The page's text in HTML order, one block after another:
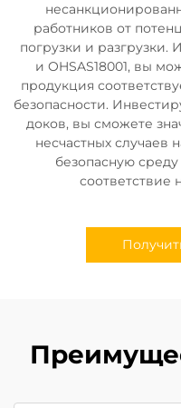
работников от
погрузки и разгрузки.
и OHSAS18001, вы
продукция
безопасности.
доков, вы сможете
несчастных случаев
безопасную
соответствие